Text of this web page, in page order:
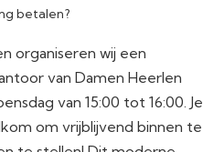
betalen?
organiseren wij een
van Damen Heerlen
van 15:00 tot 16:00. Je
om vrijblijvend binnen te